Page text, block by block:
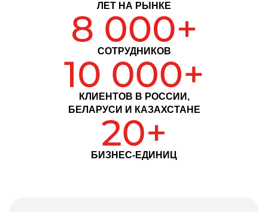
ЛЕТ НА РЫНКЕ
СОТРУДНИКОВ
КЛИЕНТОВ В РОССИИ,
БЕЛАРУСИ И КАЗАХСТАНЕ
БИЗНЕС-ЕДИНИЦ